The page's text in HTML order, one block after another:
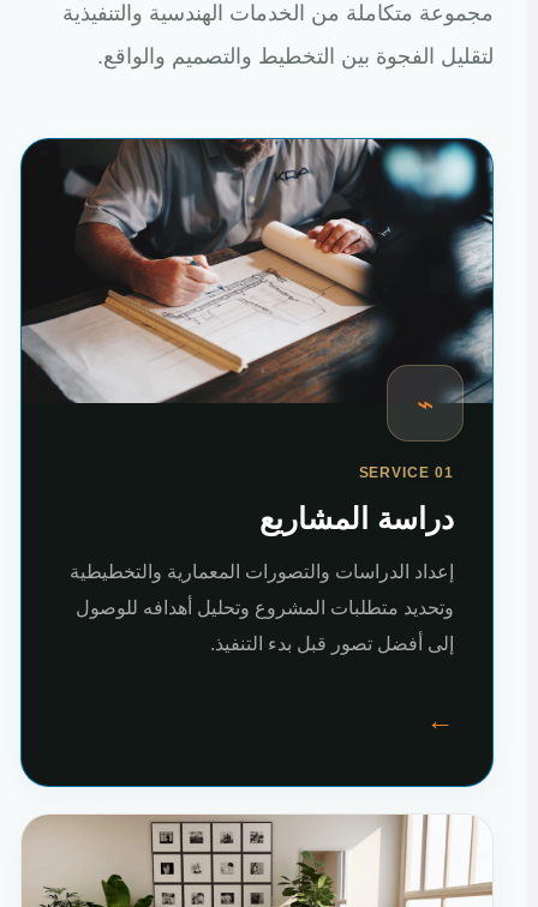
مجموعة متكاملة من الخدمات الهندسية والتنفيذية
لتقليل الفجوة بين التخطيط والتصميم والواقع.
⌁
SERVICE 01
دراسة المشاريع
إعداد الدراسات والتصورات المعمارية والتخطيطية
وتحديد متطلبات المشروع وتحليل أهدافه للوصول
إلى أفضل تصور قبل بدء التنفيذ.
←